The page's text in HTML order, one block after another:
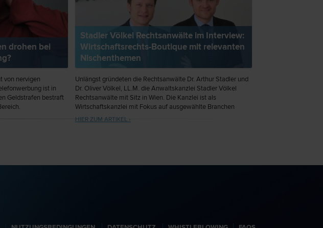
drohen bei
von nervigen
ist in
Geldstrafen bestraft
Stadler Völkel Rechtsanwälte im Interview:
Wirtschaftsrechts-Boutique mit relevanten
Nischenthemen
Unlängst gründeten die Rechtsanwälte Dr. Arthur Stadler und
Dr. Oliver Völkel, LL.M. die Anwaltskanzlei Stadler Völkel
Rechtsanwälte mit Sitz in Wien. Die Kanzlei ist als
Wirtschaftskanzlei mit Fokus auf ausgewählte Branchen
ausgerichtet. Anlässlich der Kanzleigründung hat
meinanwalt.at die beiden Gründer und Partner zum Interview
HIER ZUM ARTIKEL ›